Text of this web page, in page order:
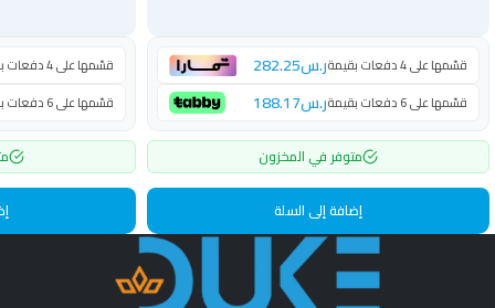
قسّمها على 4 دفعات بقيمة ر.س282.25
قسّمها على 6 دفعات بقيمة ر.س188.17
متوفر في المخزون
إضافة إلى السلة
قسّمها على 4 دفعات بقيمة
قسّمها على 6 دفعات بقيمة